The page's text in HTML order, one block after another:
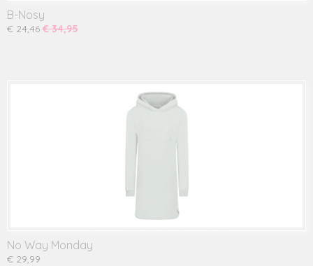
B-Nosy
€ 24,46 € 34,95
No Way Monday
€ 29,99